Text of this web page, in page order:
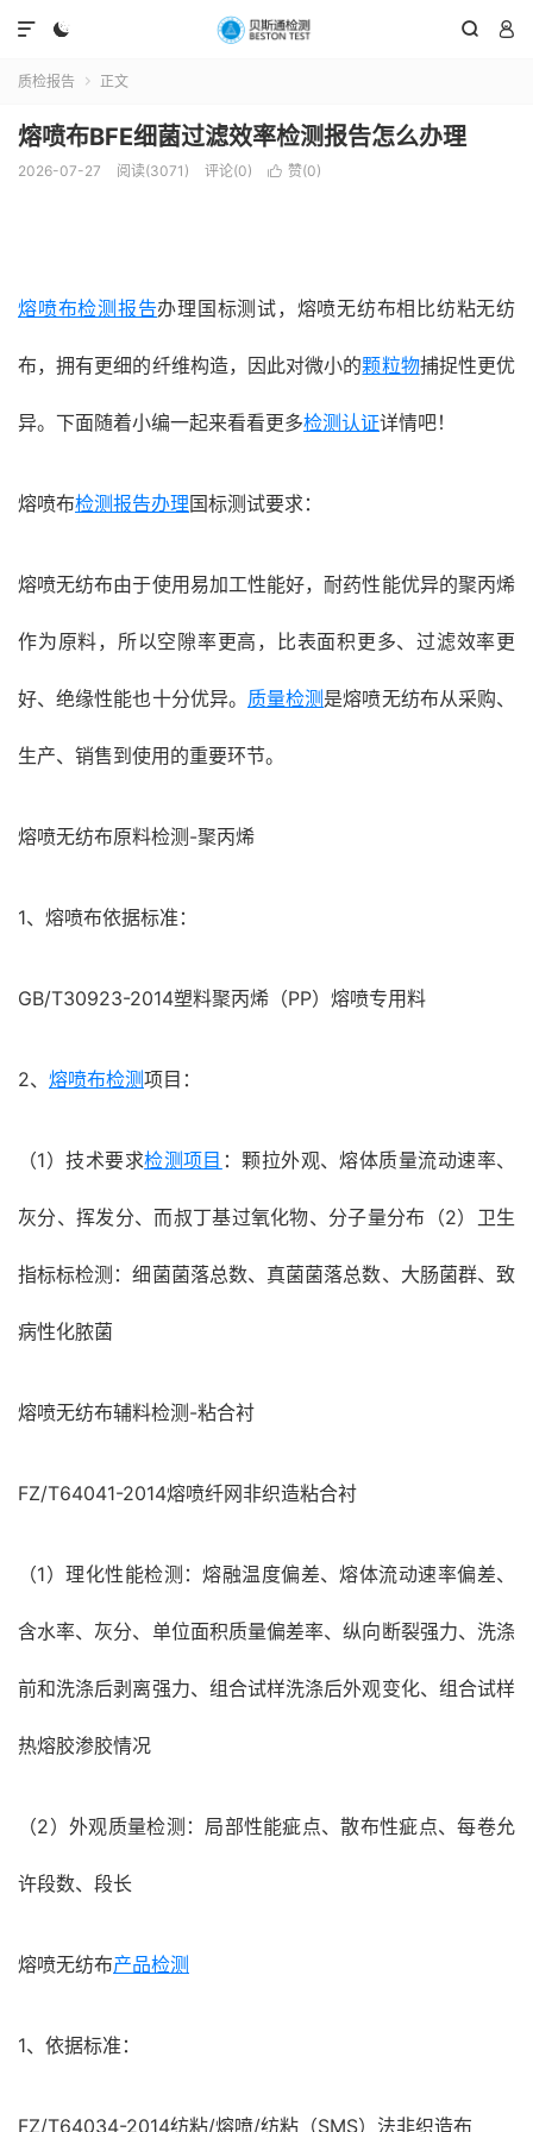
  

质检报告  正文
熔喷布BFE细菌过滤效率检测报告怎么办理
2026-07-27 阅读(3071) 评论(0)  赞(0)
熔喷布检测报告办理国标测试，熔喷无纺布相比纺粘无纺
布，拥有更细的纤维构造，因此对微小的颗粒物捕捉性更优
异。下面随着小编一起来看看更多检测认证详情吧！
熔喷布检测报告办理国标测试要求：
熔喷无纺布由于使用易加工性能好，耐药性能优异的聚丙烯
作为原料，所以空隙率更高，比表面积更多、过滤效率更
好、绝缘性能也十分优异。 质量检测 是熔喷无纺布从采购、
生产、销售到使用的重要环节。
熔喷无纺布原料检测-聚丙烯
1、熔喷布依据标准：
GB/T30923-2014塑料聚丙烯（PP）熔喷专用料
2、 熔喷布检测项目：
（1）技术要求检测项目 ：颗拉外观、熔体质量流动速率、
灰分、挥发分、而叔丁基过氧化物、分子量分布（2）卫生
指标标检测：细菌菌落总数、真菌菌落总数、大肠菌群、致
病性化脓菌
熔喷无纺布辅料检测-粘合衬
FZ/T64041-2014熔喷纤网非织造粘合衬
（1）理化性能检测：熔融温度偏差、熔体流动速率偏差、
含水率、灰分、单位面积质量偏差率、纵向断裂强力、洗涤
前和洗涤后剥离强力、组合试样洗涤后外观变化、组合试样
热熔胶渗胶情况
（2）外观质量检测：局部性能疵点、散布性疵点、每卷允
许段数、段长
熔喷无纺布产品检测
1、依据标准：
FZ/T64034-2014纺粘/熔喷/纺粘（SMS）法非织造布